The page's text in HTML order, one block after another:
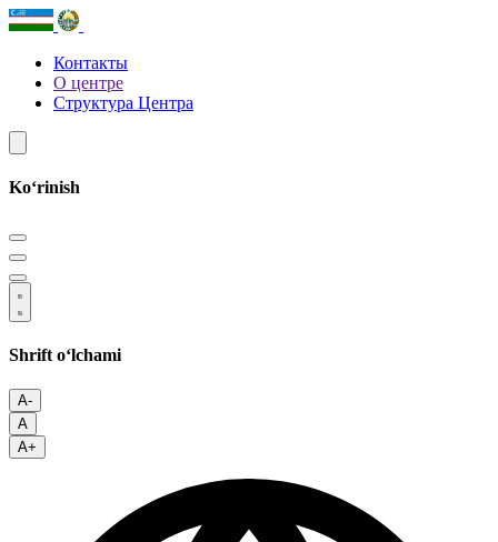
Контакты
О центре
Структура Центра
Koʻrinish
Shrift oʻlchami
A-
A
A+